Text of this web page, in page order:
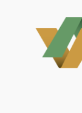
contenu